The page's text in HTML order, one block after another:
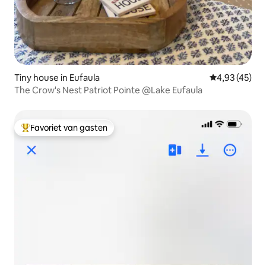
Tiny house in Eufaula Gemiddelde
4,93 (45)
The Crow's Nest Patriot Pointe @Lake Eufaula
Topfavoriet van gasten
Favoriet van gasten